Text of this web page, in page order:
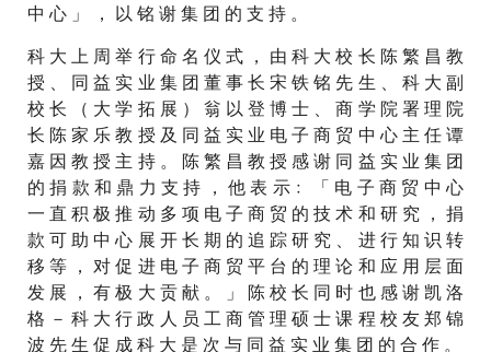
中 心 」 ， 以 铭 谢 集 团 的 支 持 。
科 大 上 周 举 行 命 名 仪 式 ， 由 科 大 校 长 陈 繁 昌 教
授 、 同 益 实 业 集 团 董 事 长 宋 铁 铭 先 生 、 科 大 副
校 长 （ 大 学 拓 展 ） 翁 以 登 博 士 、 商 学 院 署 理 院
长 陈 家 乐 教 授 及 同 益 实 业 电 子 商 贸 中 心 主 任 谭
嘉 因 教 授 主 持 。 陈 繁 昌 教 授 感 谢 同 益 实 业 集 团
的 捐 款 和 鼎 力 支 持 ， 他 表 示﹕ 「 电 子 商 贸 中 心
一 直 积 极 推 动 多 项 电 子 商 贸 的 技 术 和 研 究 ， 捐
款 可 助 中 心 展 开 长 期 的 追 踪 研 究 、 进 行 知 识 转
移 等 ， 对 促 进 电 子 商 贸 平 台 的 理 论 和 应 用 层 面
发 展 ， 有 极 大 贡 献 。 」 陈 校 长 同 时 也 感 谢 凯 洛
格 － 科 大 行 政 人 员 工 商 管 理 硕 士 课 程 校 友 郑 锦
波 先 生 促 成 科 大 是 次 与 同 益 实 业 集 团 的 合 作 。